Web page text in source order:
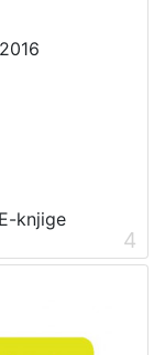
knjige
4